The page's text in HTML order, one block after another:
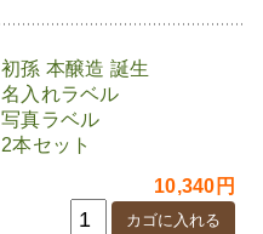
初孫 本醸造 誕生
名入れラベル
写真ラベル
2本セット
10,340円